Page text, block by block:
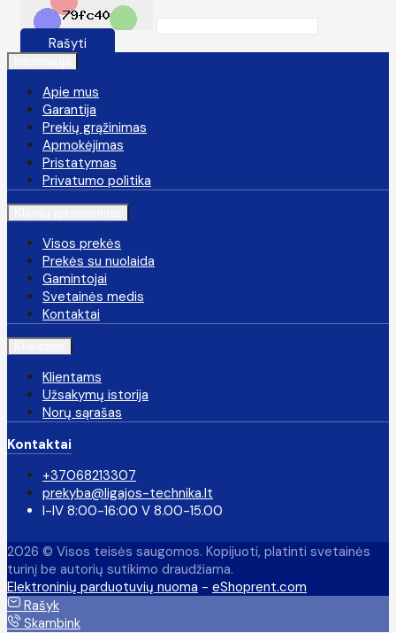
Rašyti
Apie mus
Garantija
Prekių grąžinimas
Apmokėjimas
Pristatymas
Privatumo politika
Visos prekės
Prekės su nuolaida
Gamintojai
Svetainės medis
Kontaktai
Klientams
Užsakymų istorija
Norų sąrašas
Kontaktai
+37068213307
prekyba@ligajos-technika.lt
I-IV 8:00-16:00 V 8.00-15.00
2026 © Visos teisės saugomos. Kopijuoti, platinti svetainės
turinį be autorių sutikimo draudžiama.
Elektroninių parduotuvių nuoma - eShoprent.com
Rašyk
Skambink